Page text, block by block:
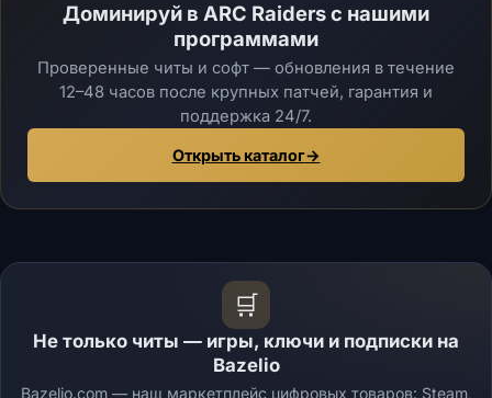
Доминируй в ARC Raiders с нашими
программами
Проверенные читы и софт — обновления в течение
12–48 часов после крупных патчей, гарантия и
поддержка 24/7.
Открыть каталог→
🛒
Не только читы — игры, ключи и подписки на
Bazelio
Bazelio.com — наш маркетплейс цифровых товаров: Steam,